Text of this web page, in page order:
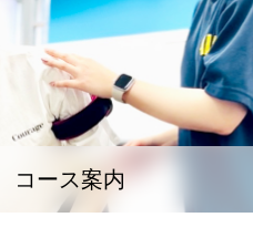
コース案内